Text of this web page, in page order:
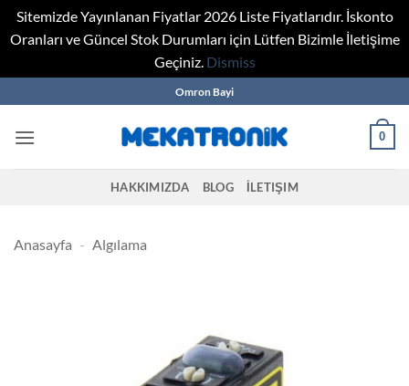
Sitemizde Yayınlanan Fiyatlar 2026 Liste Fiyatlarıdır. İskonto
Oranları ve Güncel Stok Durumları için Lütfen Bizimle İletişime
Geçiniz. Dismiss
to
content
Omron Bayi
0
HAKKIMIZDA BLOG İLETIŞIM
Anasayfa - Algılama